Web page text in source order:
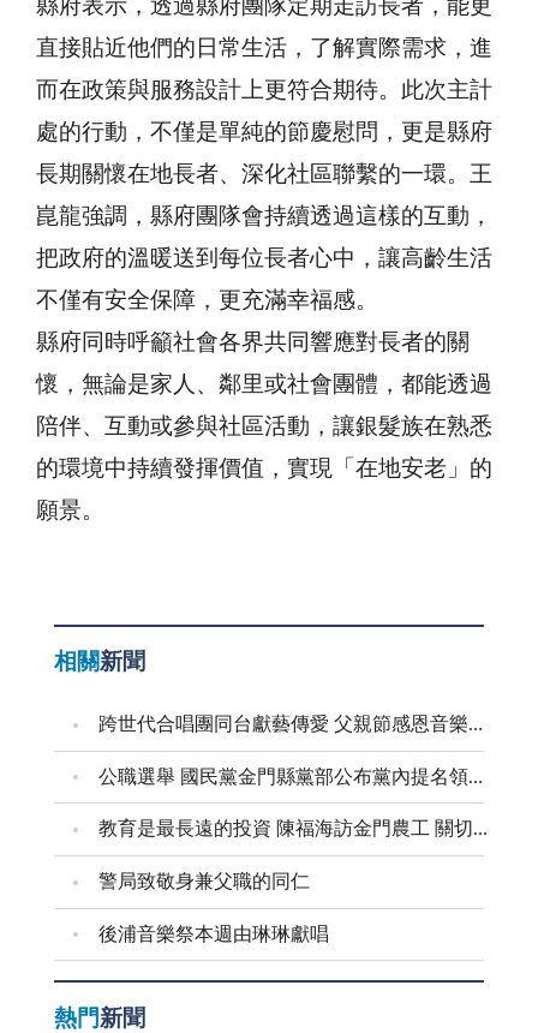
縣府表示，透過縣府團隊定期走訪長者，能更
直接貼近他們的日常生活，了解實際需求，進
而在政策與服務設計上更符合期待。此次主計
處的行動，不僅是單純的節慶慰問，更是縣府
長期關懷在地長者、深化社區聯繫的一環。王
崑龍強調，縣府團隊會持續透過這樣的互動，
把政府的溫暖送到每位長者心中，讓高齡生活
不僅有安全保障，更充滿幸福感。
縣府同時呼籲社會各界共同響應對長者的關
懷，無論是家人、鄰里或社會團體，都能透過
陪伴、互動或參與社區活動，讓銀髮族在熟悉
的環境中持續發揮價值，實現「在地安老」的
願景。
相關新聞
跨世代合唱團同台獻藝傳愛 父親節感恩音樂會溫馨登場
公職選舉 國民黨金門縣黨部公布黨內提名領表、登記起迄日期
教育是最長遠的投資 陳福海訪金門農工 關切食安並盤點校園整建需求
警局致敬身兼父職的同仁
後浦音樂祭本週由琳琳獻唱
熱門新聞